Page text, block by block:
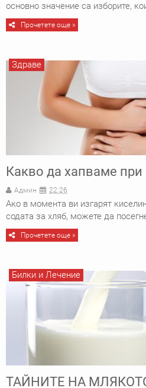
основно значение са изборите,
Прочетете още »
Какво да хапваме при
Админ 22:26
Ако в момента ви изгарят
содата за хляб, можете да
Прочетете още »
Здраве
ТАЙНИТЕ НА
Билки и Лечение